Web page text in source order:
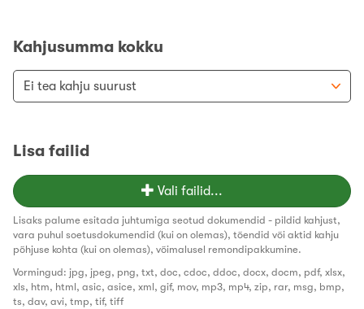
Kahjusumma kokku
Lisa failid
Vali failid...
Lisaks palume esitada juhtumiga seotud dokumendid - pildid kahjust,
vara puhul soetusdokumendid (kui on olemas), tõendid või aktid kahju
põhjuse kohta (kui on olemas), võimalusel remondipakkumine.
Vormingud: jpg, jpeg, png, txt, doc, cdoc, ddoc, docx, docm, pdf, xlsx,
xls, htm, html, asic, asice, xml, gif, mov, mp3, mp4, zip, rar, msg, bmp,
ts, dav, avi, tmp, tif, tiff